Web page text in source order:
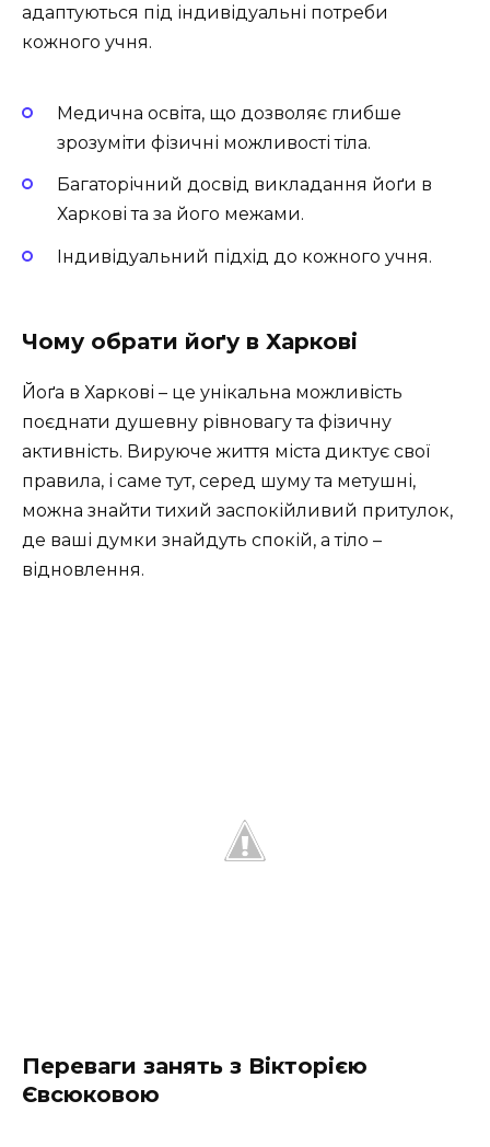
адаптуються під індивідуальні потреби
кожного учня.
Медична освіта, що дозволяє глибше
зрозуміти фізичні можливості тіла.
Багаторічний досвід викладання йоґи в
Харкові та за його межами.
Індивідуальний підхід до кожного учня.
Чому обрати йоґу в Харкові
Йоґа в Харкові – це унікальна можливість
поєднати душевну рівновагу та фізичну
активність. Вируюче життя міста диктує свої
правила, і саме тут, серед шуму та метушні,
можна знайти тихий заспокійливий притулок,
де ваші думки знайдуть спокій, а тіло –
відновлення.
Переваги занять з Вікторією
Євсюковою